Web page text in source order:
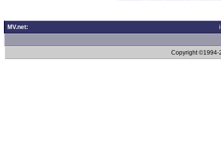
MV.net:
Copyright ©1994-